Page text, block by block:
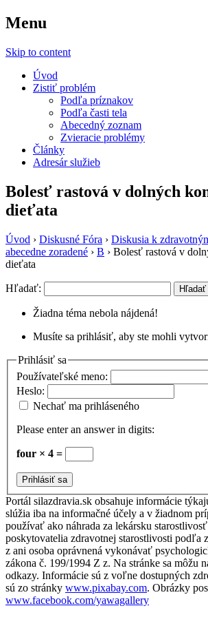
Menu
Skip to content
Úvod
Zistiť problém
Podľa príznakov
Podľa časti tela
Abecedný zoznam
Zvieracie problémy
Články
Adresár služieb
Bolesť rastová v dolných
dieťata
Úvod › Diskusné Fóra › Diskusia k
abecedne zoradené › B › Bolesť rastová v
dieťata
Hľadať:
Žiadna téma nebola nájdená!
Musíte sa prihlásiť, aby ste mohli
Prihlásiť sa
Používateľské meno:
Heslo:
Nechať ma prihláseného
Please enter an answer in digits:
four × 4 =
Prihlásiť sa
Portál silazdravia.sk obsahuje informácie
slúžia iba na informačné účely a v žiadnom
používať ako náhrada za lekársku
poskytovatelia zdravotnej starostlivosti podľa
z ani osoba oprávnená vykonávať
zákona č. 199/1994 Z z. Na stránke sa môžu
odkazy. Informácie sú z voľne dostupných
sú zo stránky www.pixabay.com. Obrázky
www.facebook.com/yawagallery